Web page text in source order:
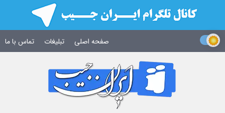
صفحه اصلی تبلیغات تماس با ما